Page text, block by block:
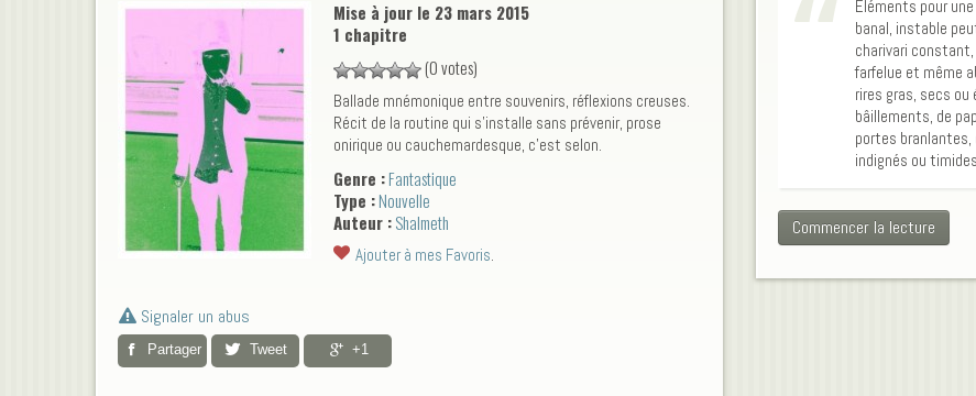
Mise à jour le 23 mars 2015
1 chapitre
(0 votes)
Ballade mnémonique entre souvenirs, réflexions creuses.
Récit de la routine qui s'installe sans prévenir, prose
onirique ou cauchemardesque, c'est selon.
Genre :Fantastique
Type :Nouvelle
Auteur :Shalmeth
Ajouter à mes Favoris
Signaler un abus
Partager Tweet +1
Éléments pour
banal, instable
charivari
farfelue et même
rires gras, secs ou
bâillements, de
portes
indignés ou
Commencer la lecture